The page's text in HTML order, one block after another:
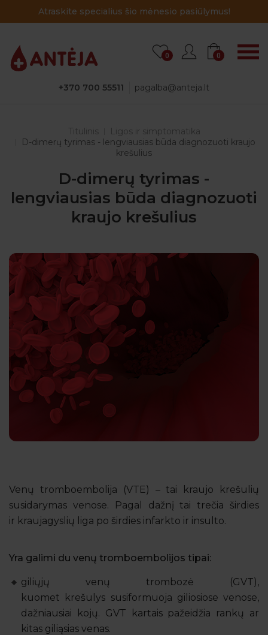
Atraskite specialius šio mėnesio pasiūlymus!
+370 700 55511 pagalba@anteja.lt
0 0
Titulinis
Ligos ir simptomatika
D-dimerų tyrimas - lengviausias būda diagnozuoti kraujo
krešulius
D-dimerų tyrimas -
lengviausias būda diagnozuoti
kraujo krešulius
Venų tromboembolija (VTE) – tai kraujo krešulių
susidarymas venose. Pagal dažnį tai trečia širdies
ir kraujagyslių liga po širdies infarkto ir insulto.
Yra galimi du venų tromboembolijos tipai:
giliųjų venų trombozė (GVT),
kuomet krešulys susiformuoja giliosiose venose,
dažniausiai kojų. GVT kartais pažeidžia rankų ar
kitas giliąsias venas.